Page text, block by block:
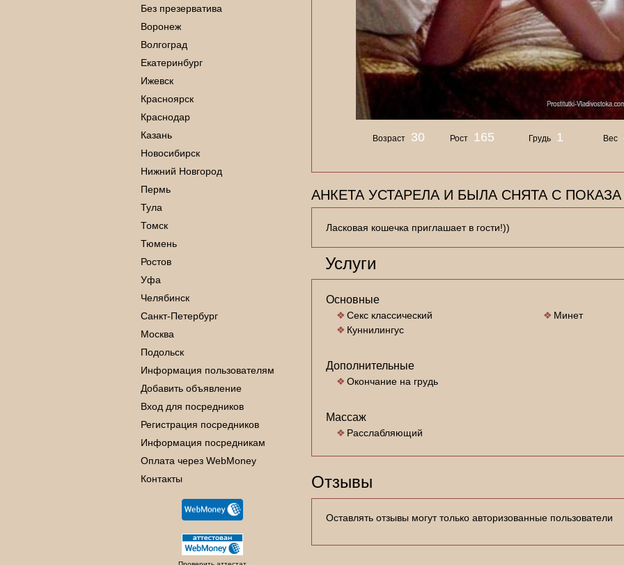
Без презерватива
Воронеж
Волгоград
Екатеринбург
Ижевск
Красноярск
Краснодар
Казань
Новосибирск
Нижний Новгород
Пермь
Тула
Томск
Тюмень
Ростов
Уфа
Челябинск
Санкт-Петербург
Москва
Подольск
Информация пользователям
Добавить объявление
Вход для посредников
Регистрация посредников
Информация посредникам
Оплата через WebMoney
Контакты
Возраст 30 Рост 165 Грудь 1 Вес
АНКЕТА УСТАРЕЛА И БЫЛА СНЯТА С ПОКАЗА
Ласковая кошечка приглашает в гости!))
Услуги
Основные
Секс классический
Минет
Куннилингус
Дополнительные
Окончание на грудь
Массаж
Расслабляющий
Отзывы
Оставлять отзывы могут только авторизованные пользователи